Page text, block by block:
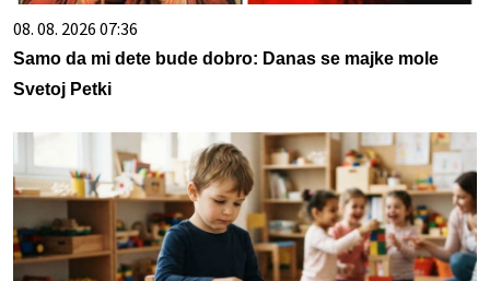
08. 08. 2026 07:36
Samo da mi dete bude dobro: Danas se majke mole
Svetoj Petki